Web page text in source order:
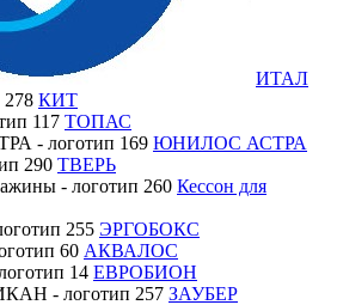
ИТАЛ
КИТ
ТОПАС
ЮНИЛОС АСТРА
ТВЕРЬ
Кессон для
ЭРГОБОКС
АКВАЛОС
ЕВРОБИОН
ЗАУБЕР